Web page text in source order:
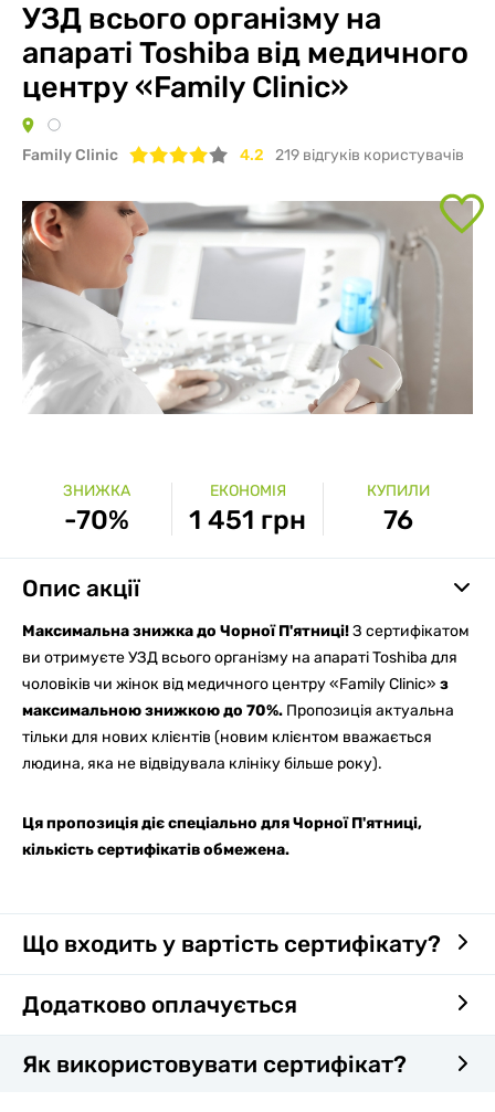
УЗД всього організму на
апараті Toshiba від медичного
центру «Family Clinic»
Family Clinic 4.2 219 відгуків користувачів
ЗНИЖКА
-70%
ЕКОНОМІЯ
1 451 грн
КУПИЛИ
76
Опис акції
Максимальна знижка до Чорної П'ятниці!З сертифікатом
ви отримуєте УЗД всього організму на апараті Toshiba для
чоловіків чи жінок від медичного центру «Family Clinic» з
максимальною знижкою до 70%. Пропозиція актуальна
тільки для нових клієнтів (новим клієнтом вважається
людина, яка не відвідувала клініку більше року).
Ця пропозиція діє спеціально для Чорної П'ятниці,
кількість сертифікатів обмежена.
Що входить у вартість сертифікату?
Додатково оплачується
Як використовувати сертифікат?